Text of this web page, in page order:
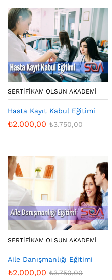
SERTIFIKAM OLSUN AKADEMI
Hasta Kayıt Kabul Eğitimi
₺2.000,00 ₺3.750,00
SERTIFIKAM OLSUN AKADEMI
Aile Danışmanlığı Eğitimi
₺2.000,00 ₺3.750,00